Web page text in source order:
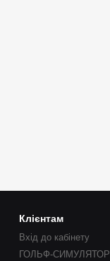
Клієнтам
Вхід до кабінету
ГОЛЬФ-СИМУЛЯТОР